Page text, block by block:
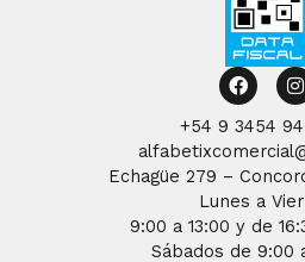
+54 9 3454
Echagüe 279 –
Lunes a
9:00 a 13:00 y de
Sábados de 9:00